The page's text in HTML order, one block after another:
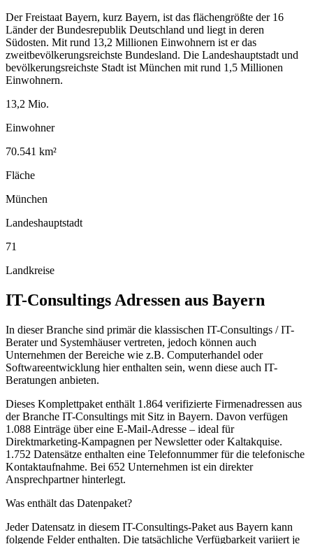
Der Freistaat Bayern, kurz Bayern, ist das flächengrößte der 16
Länder der Bundesrepublik Deutschland und liegt in deren
Südosten. Mit rund 13,2 Millionen Einwohnern ist er das
zweitbevölkerungsreichste Bundesland. Die Landeshauptstadt und
bevölkerungsreichste Stadt ist München mit rund 1,5 Millionen
Einwohnern.
13,2 Mio.
Einwohner
70.541 km²
Fläche
München
Landeshauptstadt
71
Landkreise
IT-Consultings Adressen aus Bayern
In dieser Branche sind primär die klassischen IT-Consultings / IT-
Berater und Systemhäuser vertreten, jedoch können auch
Unternehmen der Bereiche wie z.B. Computerhandel oder
Softwareentwicklung hier enthalten sein, wenn diese auch IT-
Beratungen anbieten.
Dieses Komplettpaket enthält 1.864 verifizierte Firmenadressen aus
der Branche IT-Consultings mit Sitz in Bayern. Davon verfügen
1.088 Einträge über eine E-Mail-Adresse – ideal für
Direktmarketing-Kampagnen per Newsletter oder Kaltakquise.
1.752 Datensätze enthalten eine Telefonnummer für die telefonische
Kontaktaufnahme. Bei 652 Unternehmen ist ein direkter
Ansprechpartner hinterlegt.
Was enthält das Datenpaket?
Jeder Datensatz in diesem IT-Consultings-Paket aus Bayern kann
folgende Felder enthalten. Die tatsächliche Verfügbarkeit variiert je